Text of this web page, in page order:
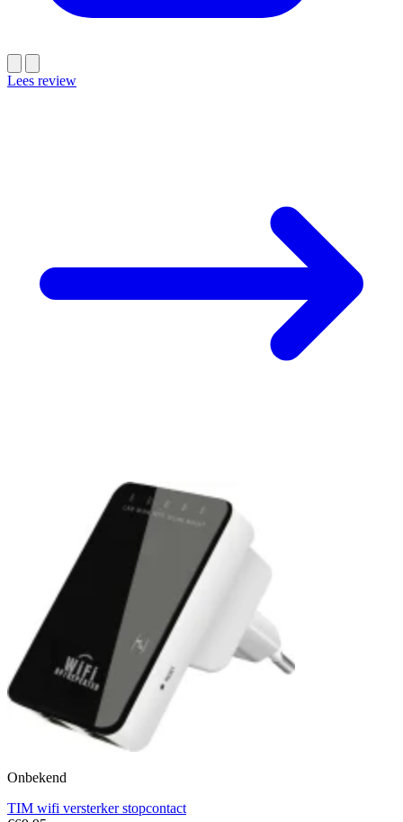
Lees review
Onbekend
TIM wifi versterker stopcontact